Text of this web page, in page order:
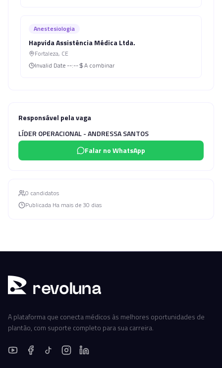
Anestesiologia
Hapvida Assistência Médica Ltda.
Fortaleza, CE
Invalid Date --:-- A combinar
Responsável pela vaga
LÍDER OPERACIONAL - ANDRESSA SANTOS
Falar no WhatsApp
0 candidatos
Publicada Ha mais de 30 dias
revoluna
A plataforma que conecta médicos às melhores oportunidades de
plantão, com suporte completo para sua carreira.